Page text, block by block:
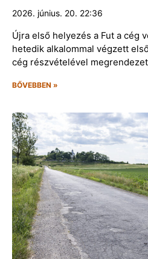
2026. június. 20. 22:36
Újra első helyezés a Fut a cég
hetedik alkalommal végzett
cég részvételével
BŐVEBBEN »